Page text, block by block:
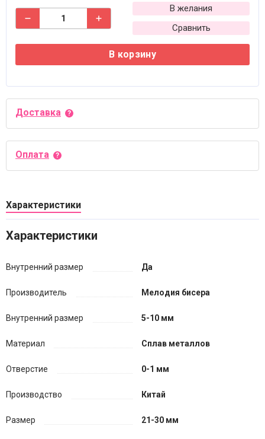
В желания
Сравнить
В корзину
Доставка
Оплата
Характеристики
Характеристики
Внутренний размер Да
Производитель Мелодия бисера
Внутренний размер 5-10 мм
Материал Сплав металлов
Отверстие 0-1 мм
Производство Китай
Размер 21-30 мм